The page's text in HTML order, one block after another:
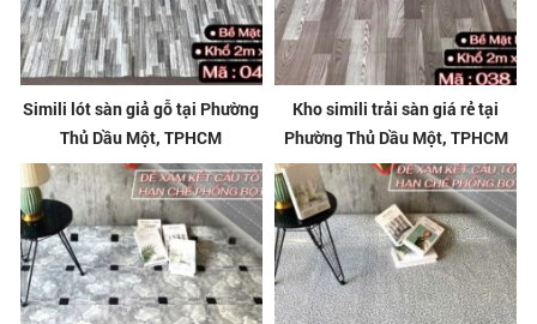
Simili lót sàn giả gỗ tại Phường
Thủ Dầu Một, TPHCM
Kho simili trải sàn giá rẻ tại
Phường Thủ Dầu Một, TPHCM